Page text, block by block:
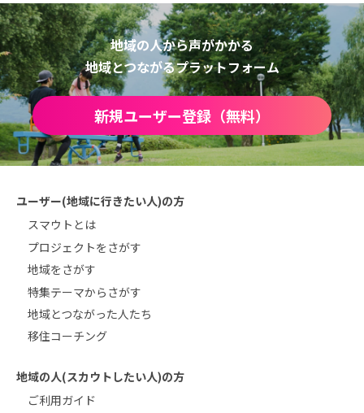
地域の人から声がかかる
地域とつながるプラットフォーム
新規ユーザー登録（無料）
ユーザー(地域に行きたい人)の方
スマウトとは
プロジェクトをさがす
地域をさがす
特集テーマからさがす
地域とつながった人たち
移住コーチング
地域の人(スカウトしたい人)の方
ご利用ガイド